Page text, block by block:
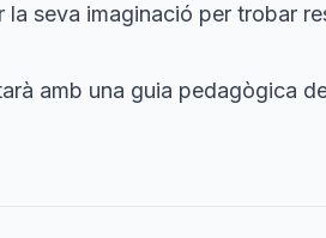
seva imaginació per trobar
amb una guia pedagògica